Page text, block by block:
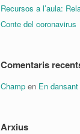
Recursos a l’aula:
Conte del coronavirus
Comentaris
Champ en En
Arxius